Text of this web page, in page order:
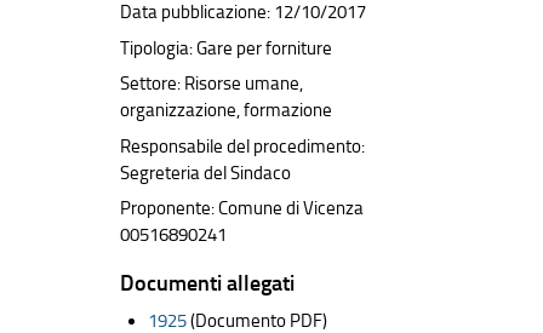
Data pubblicazione: 12/10/2017
Tipologia: Gare per forniture
Settore: Risorse umane,
organizzazione, formazione
Responsabile del procedimento:
Segreteria del Sindaco
Proponente: Comune di Vicenza
00516890241
Documenti allegati
1925(Documento PDF)